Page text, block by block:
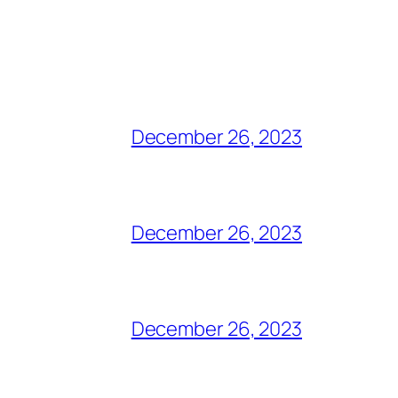
December 26, 2023
December 26, 2023
December 26, 2023